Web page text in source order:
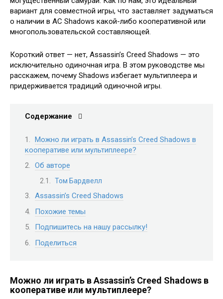
вариант для совместной игры, что заставляет задуматься
о наличии в AC Shadows какой-либо кооперативной или
многопользовательской составляющей.
Короткий ответ — нет, Assassin’s Creed Shadows — это
исключительно одиночная игра. В этом руководстве мы
расскажем, почему Shadows избегает мультиплеера и
придерживается традиций одиночной игры.
Содержание
Можно ли играть в Assassin’s Creed Shadows в
кооперативе или мультиплеере?
Об авторе
Том Бардвелл
Assassin’s Creed Shadows
Похожие темы
Подпишитесь на нашу рассылку!
Поделиться
Можно ли играть в Assassin’s Creed Shadows в
кооперативе или мультиплеере?